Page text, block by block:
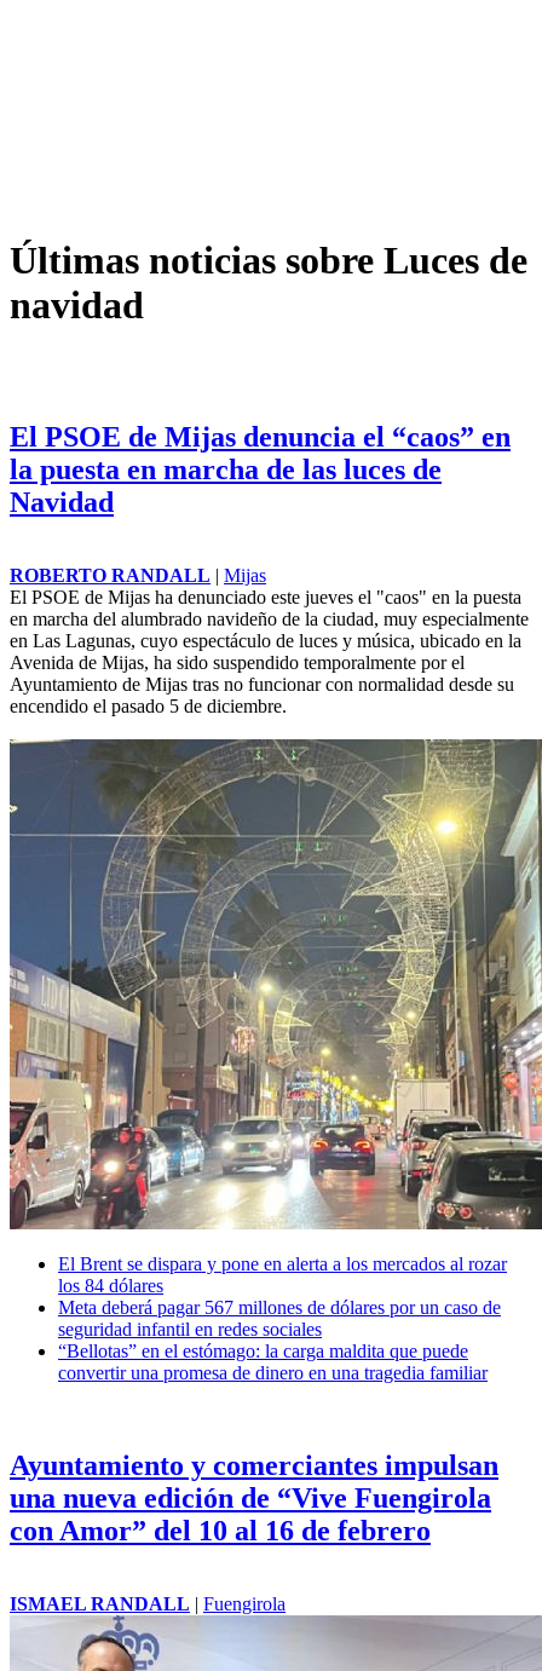
Últimas noticias sobre Luces de
navidad
El PSOE de Mijas denuncia el “caos” en
la puesta en marcha de las luces de
Navidad
ROBERTO RANDALL | Mijas
El PSOE de Mijas ha denunciado este jueves el "caos" en la puesta
en marcha del alumbrado navideño de la ciudad, muy especialmente
en Las Lagunas, cuyo espectáculo de luces y música, ubicado en la
Avenida de Mijas, ha sido suspendido temporalmente por el
Ayuntamiento de Mijas tras no funcionar con normalidad desde su
encendido el pasado 5 de diciembre.
El Brent se dispara y pone en alerta a los mercados al rozar
los 84 dólares
Meta deberá pagar 567 millones de dólares por un caso de
seguridad infantil en redes sociales
“Bellotas” en el estómago: la carga maldita que puede
convertir una promesa de dinero en una tragedia familiar
Ayuntamiento y comerciantes impulsan
una nueva edición de “Vive Fuengirola
con Amor” del 10 al 16 de febrero
ISMAEL RANDALL | Fuengirola